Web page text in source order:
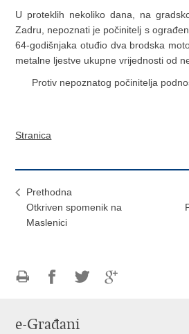
U proteklih nekoliko dana, na
Zadru, nepoznati je počinitelj s
64-godišnjaka otuđio dva brodska
metalne ljestve ukupne vrijednosti od
Protiv nepoznatog počinitelja
Stranica
Prethodna
Otkriven spomenik na
Maslenici
FacebookuTwitteru
e-Građani